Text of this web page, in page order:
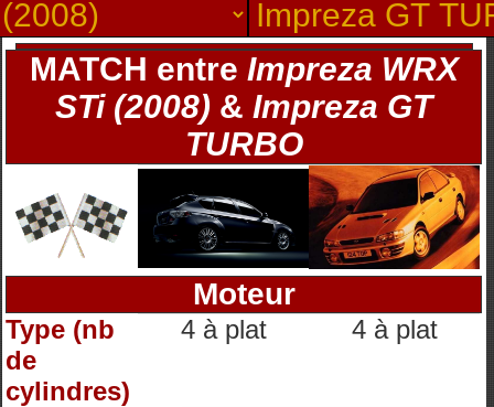
MATCH entre Impreza WRX
STi (2008) &Impreza GT
TURBO
Moteur
Type (nb
de
cylindres)
4 à plat 4 à plat